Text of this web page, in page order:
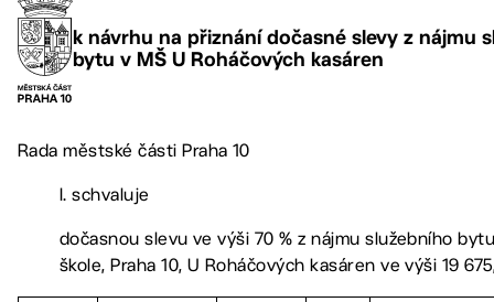
k návrhu na přiznání dočasné slevy z nájmu
bytu v MŠ U Roháčových kasáren
Rada městské části Praha 10
I. schvaluje
dočasnou slevu ve výši 70 % z nájmu služebního
škole, Praha 10, U Roháčových kasáren ve výši 19